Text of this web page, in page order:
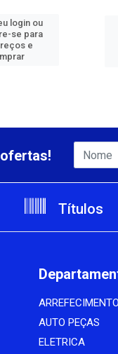
login ou
se para
e
Títulos
AUTO PEÇAS
ELETRICA